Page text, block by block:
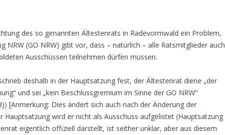
des so genannten Ältestenrats in Radevormwald ein Problem,
NRW (GO NRW) gibt vor, dass – natürlich – alle Ratsmitglieder auch
Ausschüssen teilnehmen dürfen müssen.
deshalb in der Hauptsatzung fest, der Ältestenrat diene „der
und sei „kein Beschlussgremium im Sinne der GO NRW“
[Anmerkung: Dies ändert sich auch nach der Änderung der
Hauptsatzung wird er nicht als Ausschuss aufgelistet (Hauptsatzung
eigentlich offiziell darstellt, ist seither unklar, aber aus diesem